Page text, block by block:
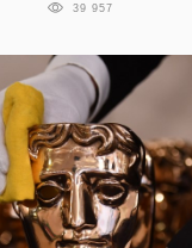
39 957